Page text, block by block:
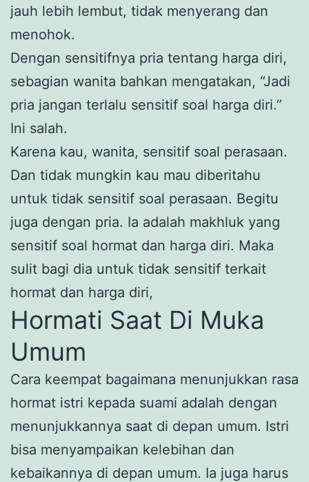
jauh lebih lembut, tidak menyerang dan
menohok.
Dengan sensitifnya pria tentang harga diri,
sebagian wanita bahkan mengatakan, “Jadi
pria jangan terlalu sensitif soal harga diri.”
Ini salah.
Karena kau, wanita, sensitif soal perasaan.
Dan tidak mungkin kau mau diberitahu
untuk tidak sensitif soal perasaan. Begitu
juga dengan pria. Ia adalah makhluk yang
sensitif soal hormat dan harga diri. Maka
sulit bagi dia untuk tidak sensitif terkait
hormat dan harga diri,
Hormati Saat Di Muka
Umum
Cara keempat bagaimana menunjukkan rasa
hormat istri kepada suami adalah dengan
menunjukkannya saat di depan umum. Istri
bisa menyampaikan kelebihan dan
kebaikannya di depan umum. Ia juga harus